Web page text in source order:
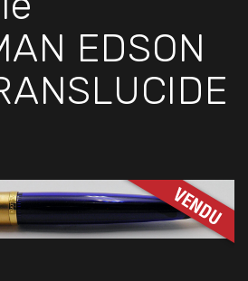
EDSON